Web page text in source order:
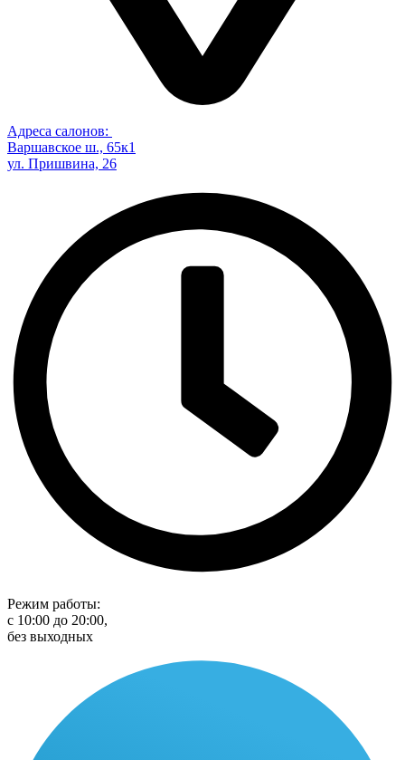
Адреса салонов:
Варшавское ш., 65к1
ул. Пришвина, 26
Режим работы:
с 10:00 до 20:00,
без выходных